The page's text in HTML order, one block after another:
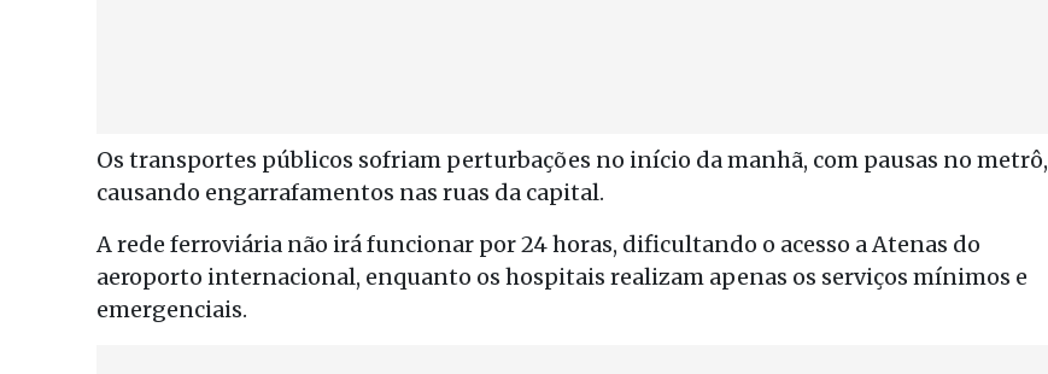
Os transportes públicos sofriam perturbações no início da manhã, com pausas no metrô,
causando engarrafamentos nas ruas da capital.
A rede ferroviária não irá funcionar por 24 horas, dificultando o acesso a Atenas do
aeroporto internacional, enquanto os hospitais realizam apenas os serviços mínimos e
emergenciais.